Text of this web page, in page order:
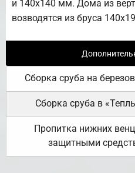
и 140х140 мм. Дома из
возводятся из бруса
Сборка сруба на
Сборка сруба в
Пропитка нижних
защитными